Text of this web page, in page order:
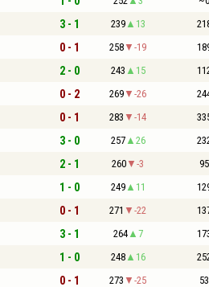
3 - 1 239 13
0 - 1 258 -19
2 - 0 243 15
0 - 2 269 -26
0 - 1 283 -14
3 - 0 257 26
2 - 1 260 -3 95
1 - 0 249 11
0 - 1 271 -22
3 - 1 264 7
1 - 0 248 16
0 - 1 273 -25 53